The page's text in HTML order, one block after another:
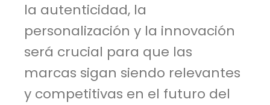
la autenticidad, la
personalización y la innovación
será crucial para que las
marcas sigan siendo relevantes
y competitivas en el futuro del